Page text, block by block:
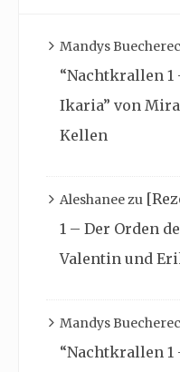
Mandys
“Nachtkrallen 1
Ikaria” von
Kellen
Aleshaneezu
1 – Der Orden
Valentin und
Mandys
“Nachtkrallen 1